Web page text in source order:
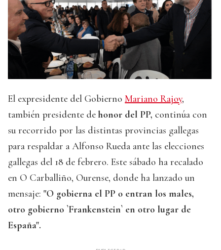
El expresidente del Gobierno Mariano Rajoy,
también presidente de honor del PP, continúa con
su recorrido por las distintas provincias gallegas
para respaldar a Alfonso Rueda ante las elecciones
gallegas del 18 de febrero. Este sábado ha recalado
en O Carballiño, Ourense, donde ha lanzado un
mensaje: "O gobierna el PP o entran los males,
otro gobierno `Frankenstein` en otro lugar de
España".